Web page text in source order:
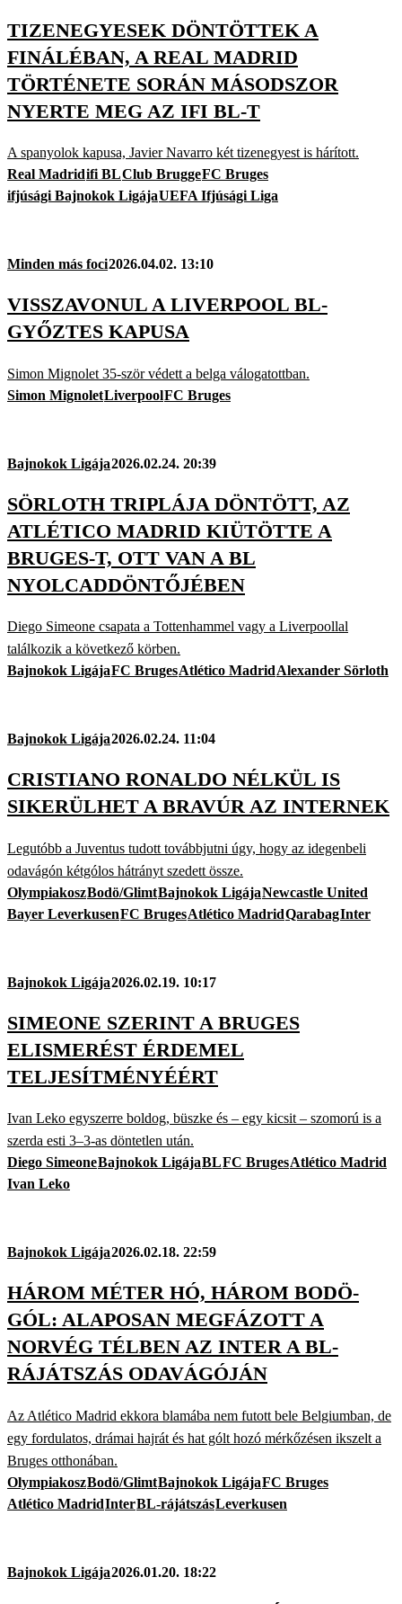
TIZENEGYESEK DÖNTÖTTEK A
FINÁLÉBAN, A REAL MADRID
TÖRTÉNETE SORÁN MÁSODSZOR
NYERTE MEG AZ IFI BL-T
A spanyolok kapusa, Javier Navarro két tizenegyest is hárított.
Real Madridifi BLClub BruggeFC Bruges
ifjúsági Bajnokok LigájaUEFA Ifjúsági Liga
Minden más foci2026.04.02. 13:10
VISSZAVONUL A LIVERPOOL BL-
GYŐZTES KAPUSA
Simon Mignolet 35-ször védett a belga válogatottban.
Simon MignoletLiverpoolFC Bruges
Bajnokok Ligája2026.02.24. 20:39
SÖRLOTH TRIPLÁJA DÖNTÖTT, AZ
ATLÉTICO MADRID KIÜTÖTTE A
BRUGES-T, OTT VAN A BL
NYOLCADDÖNTŐJÉBEN
Diego Simeone csapata a Tottenhammel vagy a Liverpoollal
találkozik a következő körben.
Bajnokok LigájaFC BrugesAtlético MadridAlexander Sörloth
Bajnokok Ligája2026.02.24. 11:04
CRISTIANO RONALDO NÉLKÜL IS
SIKERÜLHET A BRAVÚR AZ INTERNEK
Legutóbb a Juventus tudott továbbjutni úgy, hogy az idegenbeli
odavágón kétgólos hátrányt szedett össze.
OlympiakoszBodö/GlimtBajnokok LigájaNewcastle United
Bayer LeverkusenFC BrugesAtlético MadridQarabagInter
Bajnokok Ligája2026.02.19. 10:17
SIMEONE SZERINT A BRUGES
ELISMERÉST ÉRDEMEL
TELJESÍTMÉNYÉÉRT
Ivan Leko egyszerre boldog, büszke és – egy kicsit – szomorú is a
szerda esti 3–3-as döntetlen után.
Diego SimeoneBajnokok LigájaBLFC BrugesAtlético Madrid
Ivan Leko
Bajnokok Ligája2026.02.18. 22:59
HÁROM MÉTER HÓ, HÁROM BODÖ-
GÓL: ALAPOSAN MEGFÁZOTT A
NORVÉG TÉLBEN AZ INTER A BL-
RÁJÁTSZÁS ODAVÁGÓJÁN
Az Atlético Madrid ekkora blamába nem futott bele Belgiumban, de
egy fordulatos, drámai hajrát és hat gólt hozó mérkőzésen ikszelt a
Bruges otthonában.
OlympiakoszBodö/GlimtBajnokok LigájaFC Bruges
Atlético MadridInterBL-rájátszásLeverkusen
Bajnokok Ligája2026.01.20. 18:22